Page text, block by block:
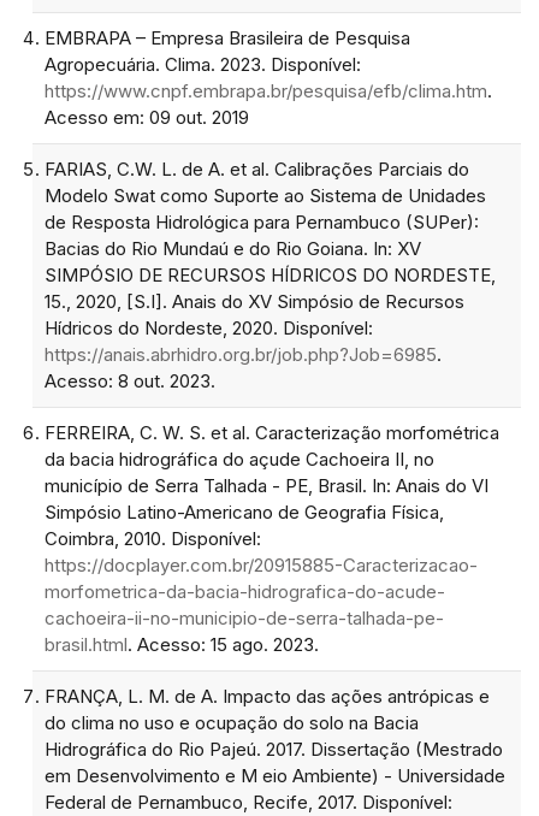
EMBRAPA – Empresa Brasileira de Pesquisa
Agropecuária. Clima. 2023. Disponível:
https://www.cnpf.embrapa.br/pesquisa/efb/clima.htm.
Acesso em: 09 out. 2019
FARIAS, C.W. L. de A. et al. Calibrações Parciais do
Modelo Swat como Suporte ao Sistema de Unidades
de Resposta Hidrológica para Pernambuco (SUPer):
Bacias do Rio Mundaú e do Rio Goiana. In: XV
SIMPÓSIO DE RECURSOS HÍDRICOS DO NORDESTE,
15., 2020, [S.I]. Anais do XV Simpósio de Recursos
Hídricos do Nordeste, 2020. Disponível:
https://anais.abrhidro.org.br/job.php?Job=6985.
Acesso: 8 out. 2023.
FERREIRA, C. W. S. et al. Caracterização morfométrica
da bacia hidrográfica do açude Cachoeira II, no
município de Serra Talhada - PE, Brasil. In: Anais do VI
Simpósio Latino-Americano de Geografia Física,
Coimbra, 2010. Disponível:
https://docplayer.com.br/20915885-Caracterizacao-
morfometrica-da-bacia-hidrografica-do-acude-
cachoeira-ii-no-municipio-de-serra-talhada-pe-
brasil.html. Acesso: 15 ago. 2023.
FRANÇA, L. M. de A. Impacto das ações antrópicas e
do clima no uso e ocupação do solo na Bacia
Hidrográfica do Rio Pajeú. 2017. Dissertação (Mestrado
em Desenvolvimento e M eio Ambiente) - Universidade
Federal de Pernambuco, Recife, 2017. Disponível: